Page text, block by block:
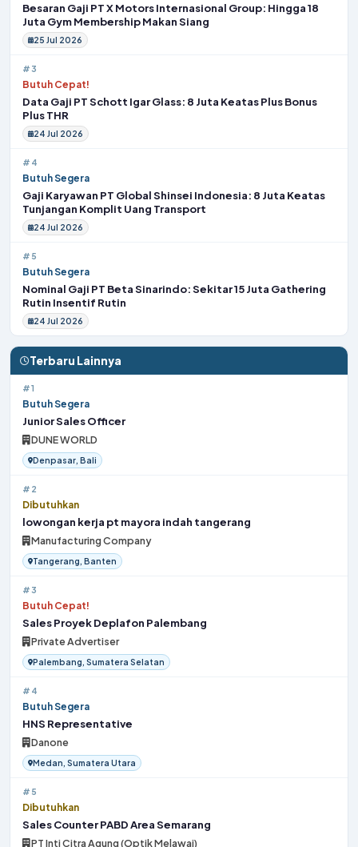
Besaran Gaji PT X Motors Internasional Group: Hingga 18
Juta Gym Membership Makan Siang
25 Jul 2026
#3
Butuh Cepat!
Data Gaji PT Schott Igar Glass: 8 Juta Keatas Plus Bonus
Plus THR
24 Jul 2026
#4
Butuh Segera
Gaji Karyawan PT Global Shinsei Indonesia: 8 Juta Keatas
Tunjangan Komplit Uang Transport
24 Jul 2026
#5
Butuh Segera
Nominal Gaji PT Beta Sinarindo: Sekitar 15 Juta Gathering
Rutin Insentif Rutin
24 Jul 2026
Terbaru Lainnya
#1
Butuh Segera
Junior Sales Officer
DUNE WORLD
Denpasar, Bali
#2
Dibutuhkan
lowongan kerja pt mayora indah tangerang
Manufacturing Company
Tangerang, Banten
#3
Butuh Cepat!
Sales Proyek Deplafon Palembang
Private Advertiser
Palembang, Sumatera Selatan
#4
Butuh Segera
HNS Representative
Danone
Medan, Sumatera Utara
#5
Dibutuhkan
Sales Counter PABD Area Semarang
PT Inti Citra Agung (Optik Melawai)